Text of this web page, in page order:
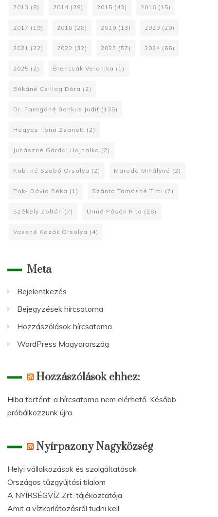
2013 (8) 2014 (29) 2015 (43) 2016 (15)
2017 (19) 2018 (28) 2019 (13) 2020 (20)
2021 (22) 2022 (32) 2023 (57) 2024 (66)
2025 (2) Brencsák Veronika (1)
Bókáné Csillag Dóra (2)
Dr. Faragóné Bankus Judit (135)
Hegyes Ilona Zsanett (2)
Juhászné Gárdai Hajnalka (2)
Köbliné Szabó Orsolya (2) Maroda Mihályné (2)
Pók- Dávid Réka (1) Szántó Tamásné Timi (7)
Székely Zoltán (7) Uriné Pósán Rita (28)
Vassné Kozák Orsolya (4)
Meta
Bejelentkezés
Bejegyzések hírcsatorna
Hozzászólások hírcsatorna
WordPress Magyarország
Hozzászólások ehhez:
Hiba történt: a hírcsatorna nem elérhető. Később
próbálkozzunk újra.
Nyírpazony Nagyközség
Helyi vállalkozások és szolgáltatások
Országos tűzgyújtási tilalom
A NYÍRSÉGVÍZ Zrt. tájékoztatója
Amit a vízkorlátozásról tudni kell